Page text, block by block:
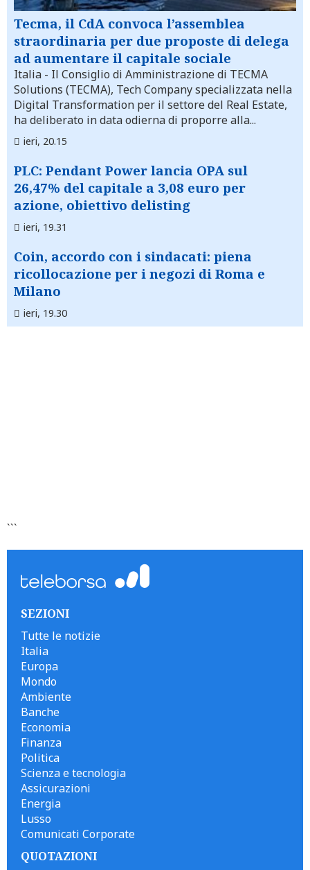
Tecma, il CdA convoca l’assemblea
straordinaria per due proposte di delega
ad aumentare il capitale sociale
Italia - Il Consiglio di Amministrazione di TECMA
Solutions (TECMA), Tech Company specializzata nella
Digital Transformation per il settore del Real Estate,
ha deliberato in data odierna di proporre alla...
ieri, 20.15
PLC: Pendant Power lancia OPA sul
26,47% del capitale a 3,08 euro per
azione, obiettivo delisting
ieri, 19.31
Coin, accordo con i sindacati: piena
ricollocazione per i negozi di Roma e
Milano
ieri, 19.30
```
SEZIONI
Tutte le notizie
Italia
Europa
Mondo
Ambiente
Banche
Economia
Finanza
Politica
Scienza e tecnologia
Assicurazioni
Energia
Lusso
Comunicati Corporate
QUOTAZIONI